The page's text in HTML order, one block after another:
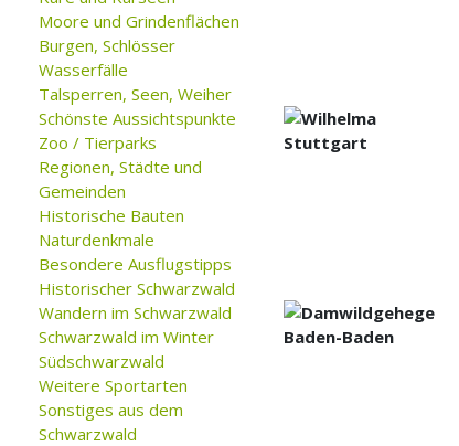
Moore und Grindenflächen
Burgen, Schlösser
Wasserfälle
Talsperren, Seen, Weiher
Schönste Aussichtspunkte
Zoo / Tierparks
Regionen, Städte und
Gemeinden
Historische Bauten
Naturdenkmale
Besondere Ausflugstipps
Historischer Schwarzwald
Wandern im Schwarzwald
Schwarzwald im Winter
Südschwarzwald
Weitere Sportarten
Sonstiges aus dem
Schwarzwald